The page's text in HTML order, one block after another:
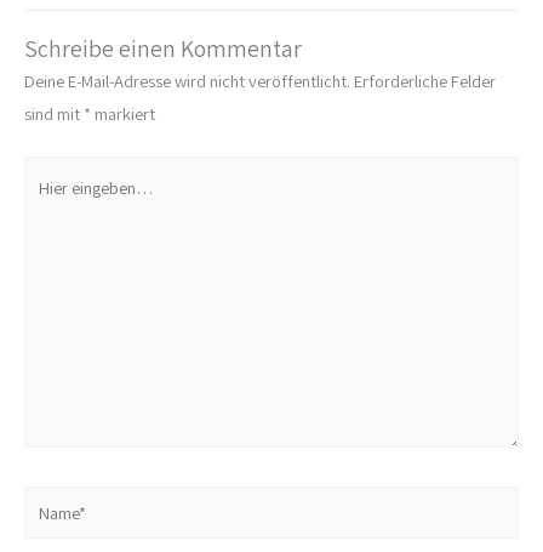
Schreibe einen Kommentar
Deine E-Mail-Adresse wird nicht veröffentlicht. Erforderliche Felder
sind mit * markiert
eingeben…